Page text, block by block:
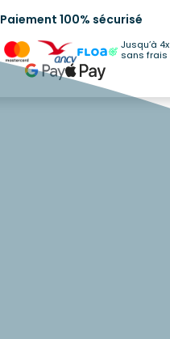
Paiement 100% sécurisé
Jusqu’à 4x
sans frais